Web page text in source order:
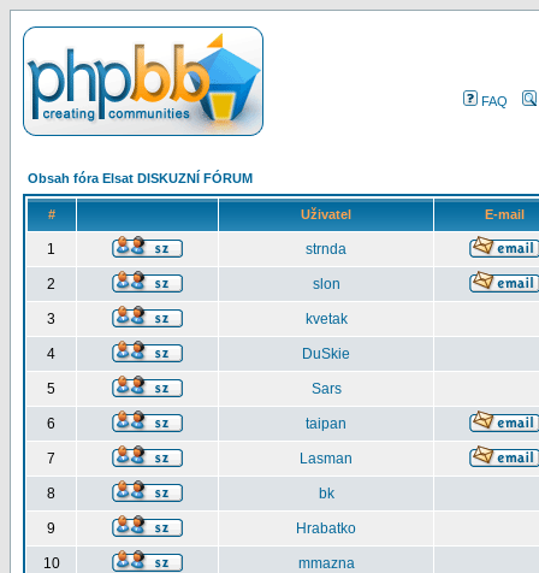
FAQ
Obsah fóra Elsat DISKUZNÍ FÓRUM
# Uživatel E-mail
1 strnda
2 slon
3 kvetak
4 DuSkie
5 Sars
6 taipan
7 Lasman
8 bk
9 Hrabatko
10 mmazna